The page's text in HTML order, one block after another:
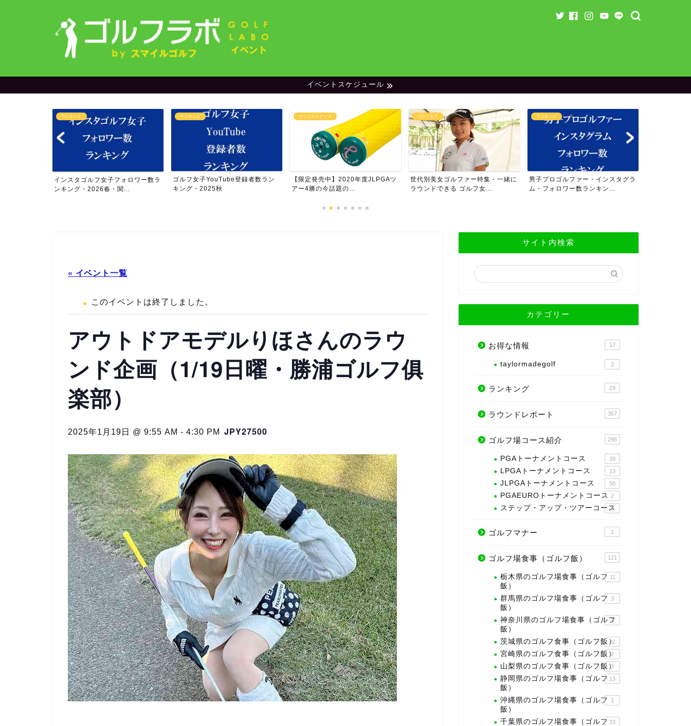
イベントスケジュール
ランキング
ゴルフ女子YouTube登録者数ラン
キング・2025秋
オリジナルグッズ
【限定発売中】2020年度JLPGAツ
アー4勝の今話題の...
ゴルフ女子
世代別美女ゴルファー特集・一緒に
ラウンドできる ゴルフ女...
ランキング
男子プロゴルファー・インスタグラ
ム・フォロワー数ランキン...
ランキング
女子プロゴルファー・インスタグラ
ム・フォロワー数ランキン...
« イベント一覧
このイベントは終了しました。
アウトドアモデルりほさんのラウ
ンド企画（1/19日曜・勝浦ゴルフ俱
楽部）
2025年1月19日 @ 9:55 AM - 4:30 PM JPY27500
サイト内検索
カテゴリー
お得な情報 17
taylormadegolf 3
ランキング 29
ラウンドレポート 357
ゴルフ場コース紹介 246
PGAトーナメントコース 39
LPGAトーナメントコース 13
JLPGAトーナメントコース 50
PGAEUROトーナメントコース 2
ステップ・アップ・ツアーコース
3
ゴルフマナー 1
ゴルフ場食事（ゴルフ飯） 121
栃木県のゴルフ場食事（ゴルフ
飯）
11
群馬県のゴルフ場食事（ゴルフ
飯）
3
神奈川県のゴルフ場食事（ゴルフ
飯）
3
茨城県のゴルフ食事（ゴルフ飯）
32
宮崎県のゴルフ食事（ゴルフ飯）
2
山梨県のゴルフ食事（ゴルフ飯）
3
静岡県のゴルフ場食事（ゴルフ
飯）
13
沖縄県のゴルフ場食事（ゴルフ
飯）
1
千葉県のゴルフ場食事（ゴルフ 33